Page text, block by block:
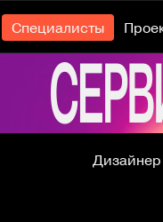
Специалисты